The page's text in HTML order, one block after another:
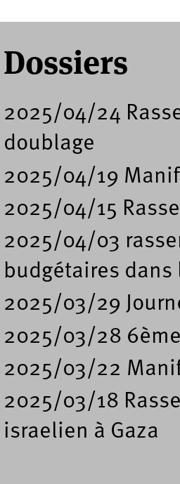
Dossiers
2025/04/24
doublage
2025/04/19
2025/04/15
2025/04/03
budgétaires
2025/03/29
2025/03/28 6ème
2025/03/22
2025/03/18
israelien à Gaza